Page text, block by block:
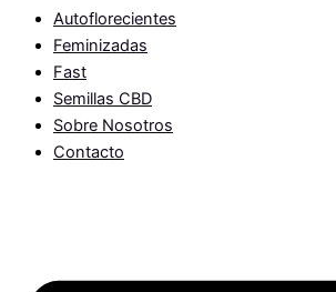
Autoflorecientes
Feminizadas
Fast
Semillas CBD
Sobre Nosotros
Contacto